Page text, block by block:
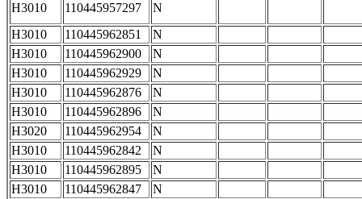
H3010 110445957297
N
H3010
110445962851
N
H3010
110445962900
N
H3010
110445962929
N
H3010
110445962876
N
H3010
110445962896
N
H3020
110445962954
N
H3010
110445962842
N
H3010
110445962895
N
H3010
110445962847
N